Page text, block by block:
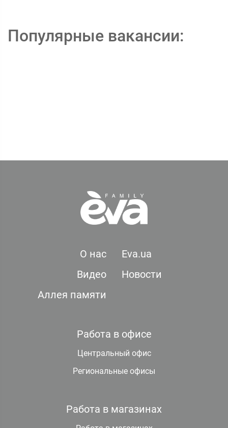
Популярные вакансии:
О нас
Eva.ua
Видео
Новости
Аллея памяти
Работа в офисе
Центральный офис
Региональные офисы
Работа в магазинах